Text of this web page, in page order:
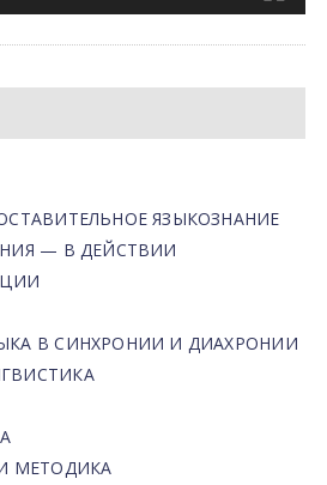
ЯЗЫКОЗНАНИЕ
— В ДЕЙСТВИИ
В СИНХРОНИИ И ДИАХРОНИИ
МЕТОДИКА